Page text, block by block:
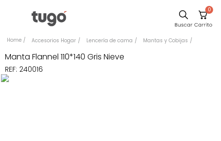
0
Accesorios Hogar Lencería de cama Mantas y Cobijas
Manta Flannel 110*140 Gris Nieve
REF: 240016
Comedor
Silla